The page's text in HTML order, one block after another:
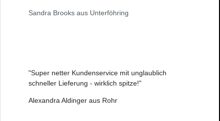
Sandra Brooks aus Unterföhring
"Super netter Kundenservice mit unglaublich
schneller Lieferung - wirklich spitze!"
Alexandra Aldinger aus Rohr